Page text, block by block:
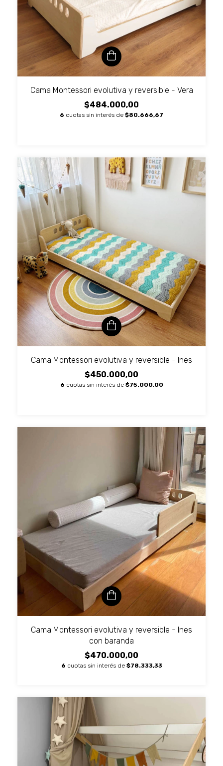
Cama Montessori evolutiva y reversible - Vera
$484.000,00
6 cuotas sin interés de $80.666,67
Cama Montessori evolutiva y reversible - Ines
$450.000,00
6 cuotas sin interés de $75.000,00
Cama Montessori evolutiva y reversible - Ines
con baranda
$470.000,00
6 cuotas sin interés de $78.333,33